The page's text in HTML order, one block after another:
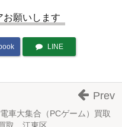
お願いします
LINE
車大集合（PCゲーム）買取
Prev